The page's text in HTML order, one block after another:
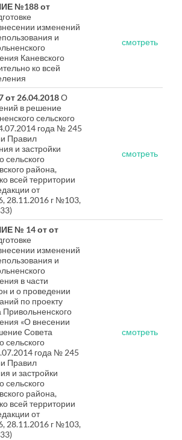
№188 от
изменений
и
Каневского
ко всей
смотреть
26.04.2018О
в решение
сельского
года № 245
Правил
и застройки
сельского
района,
всей территории
от
28.11.2016 г №103,
смотреть
№ 14 от от
изменений
и
в части
и о проведении
по проекту
«О внесении
Совета
сельского
года № 245
Правил
и застройки
сельского
района,
всей территории
от
28.11.2016 г №103,
смотреть